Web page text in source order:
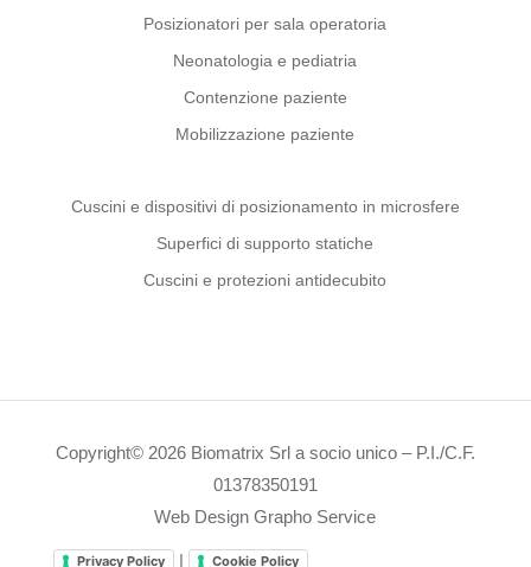
Posizionatori per sala operatoria
Neonatologia e pediatria
Contenzione paziente
Mobilizzazione paziente
Cuscini e dispositivi di posizionamento in microsfere
Superfici di supporto statiche
Cuscini e protezioni antidecubito
Copyright© 2026 Biomatrix Srl a socio unico – P.I./C.F.
01378350191
Web Design Grapho Service
Privacy Policy | Cookie Policy